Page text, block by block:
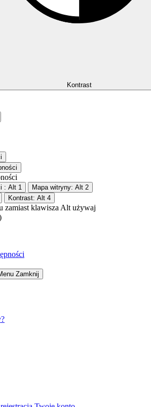
Kontrast
: Alt 1 Mapa witryny: Alt 2
Kontrast: Alt 4
zamiast klawisza Alt używaj
Zamknij